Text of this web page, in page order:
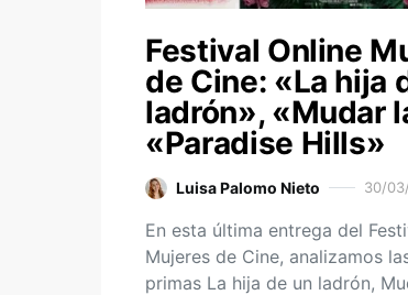
Festival Online
de Cine: «La hija
ladrón», «Mudar
«Paradise Hills»
Luisa Palomo Nieto 30/
En esta última entrega del
Mujeres de Cine, analizamos
primas La hija de un ladrón,